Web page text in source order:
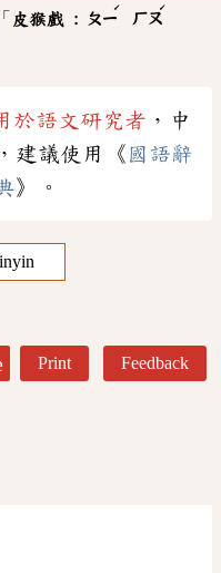
皮猴戲 : ㄆㄧ
ˊ
ㄏㄡ
ˊ
於語文研究者 ，中
建議使用《 國語辭
》。
Print Feedback